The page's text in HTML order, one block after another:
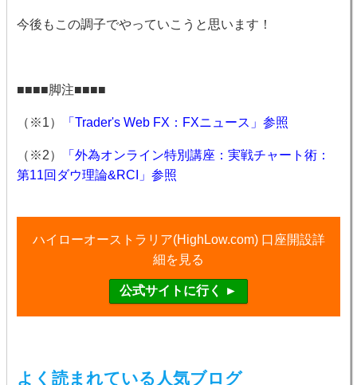
今後もこの調子でやっていこうと思います！
■■■■脚注■■■■
（※1） 「Trader's Web FX：FXニュース」参照
（※2）
「外為オンライン特別講座：実戦チャート術：
第11回ダウ理論&RCI」参照
ハイローオーストラリア(HighLow.com) 口座開設詳
細を見る
よく読まれている人気ブログ